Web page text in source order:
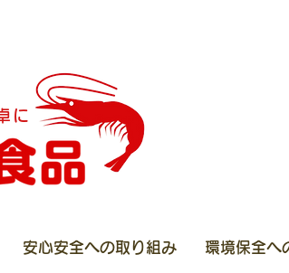
に
安心安全への取り組み 環境保全へ